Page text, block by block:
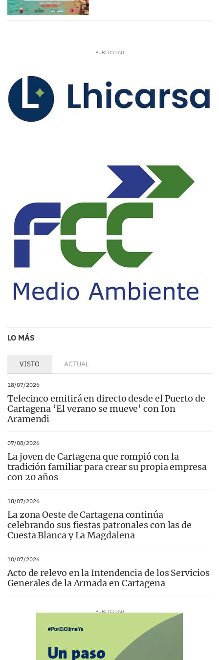
LO MÁS
VISTO ACTUAL
18/07/2026
Telecinco emitirá en directo desde el Puerto de
Cartagena ‘El verano se mueve’ con Ion
Aramendi
07/08/2026
La joven de Cartagena que rompió con la
tradición familiar para crear su propia empresa
con 20 años
18/07/2026
La zona Oeste de Cartagena continúa
celebrando sus fiestas patronales con las de
Cuesta Blanca y La Magdalena
10/07/2026
Acto de relevo en la Intendencia de los Servicios
Generales de la Armada en Cartagena